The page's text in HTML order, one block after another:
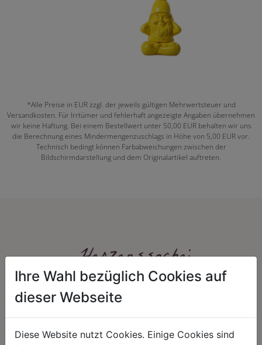
*Alle Preise in EUR zzgl. der jeweils gültigen Mehrwertsteuer und
Versandkosten. Für Irrtümer und fehlerhaft angezeigte Angaben übernehmen
wir keine Haftung. Bei einem Bestellwert unter 50,00 EUR behalten wir uns
die Berechnung eines Mindermengenzuschlags in Höhe von 5,00 EUR vor.
Technisch bedingt können Farbabweichungen zwischen der
Bildschirmdarstellung und dem Originalartikel auftreten.
Herzenssache:
Ihre Wahl bezüglich Cookies auf
dieser Webseite
Diese Website nutzt Cookies. Einige Cookies sind